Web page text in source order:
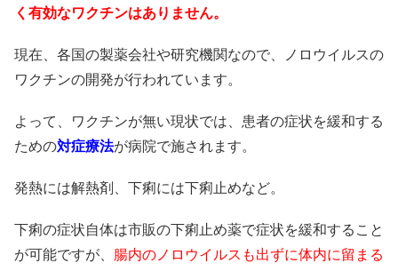
く 有効なワクチンはありません。
現在、各国の製薬会社や研究機関なので、ノロウイルスの
ワクチンの開発が行われています。
よって、ワクチンが無い現状では、患者の症状を緩和する
ための対症療法が病院で施されます。
発熱には解熱剤、下痢には下痢止めなど。
下痢の症状自体は市販の下痢止め薬で症状を緩和すること
が可能ですが、 腸内のノロウイルスも出ずに体内に留まる